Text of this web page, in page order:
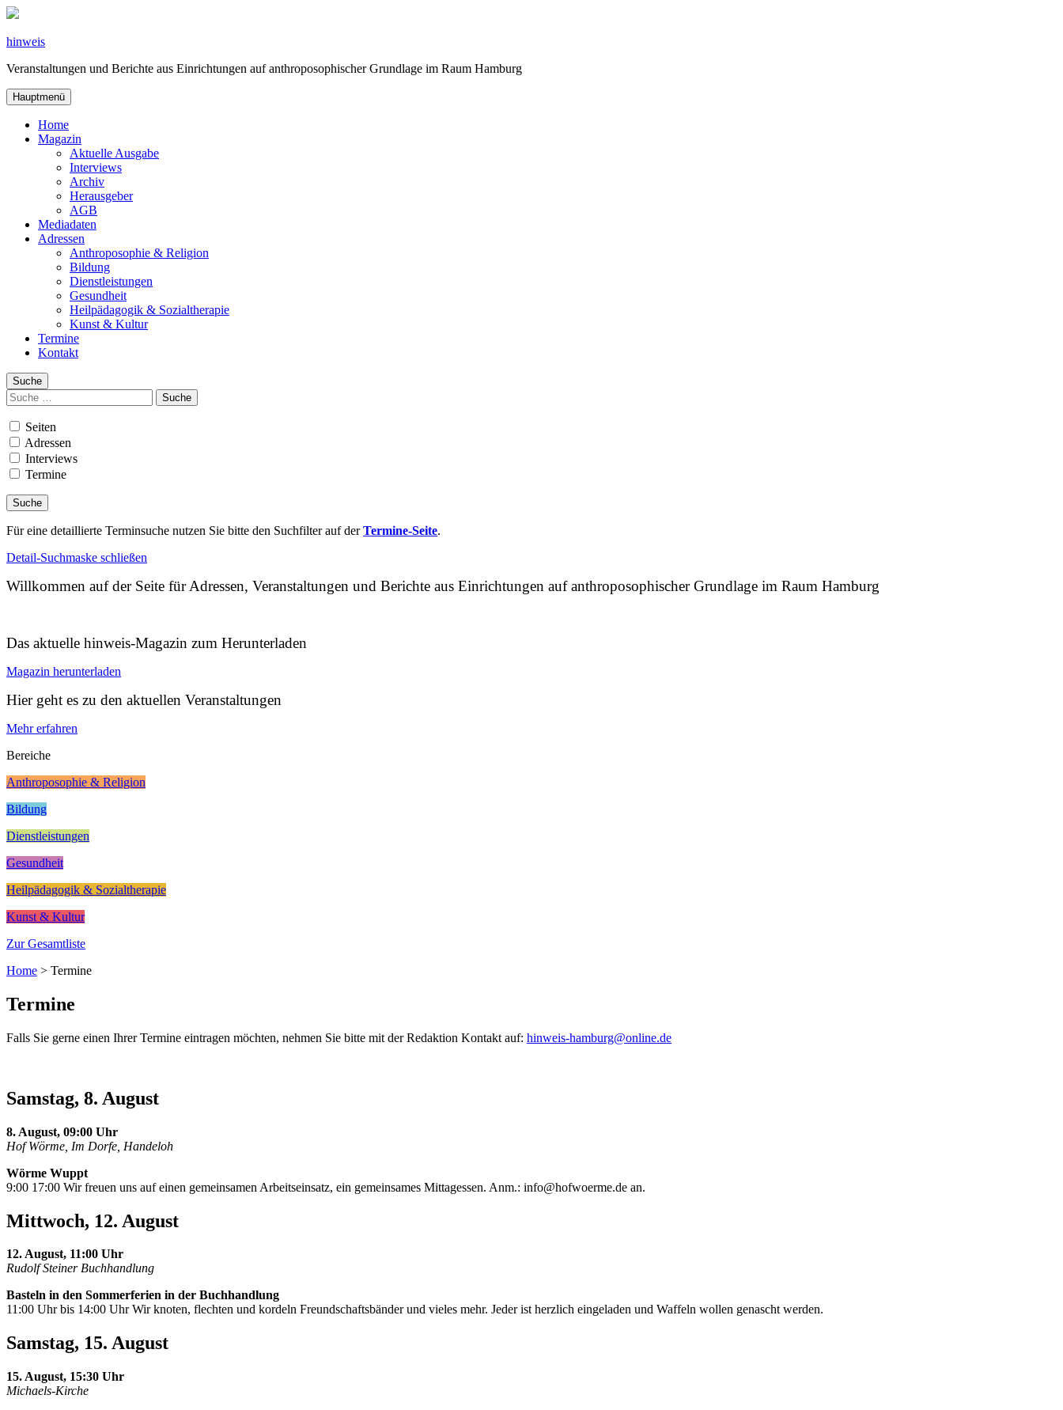
Zum
springen
hinweis
Veranstaltungen und Berichte aus Einrichtungen auf anthroposophischer Grundlage im Raum Hamburg
Hauptmenü
Home
Magazin
Aktuelle Ausgabe
Interviews
Archiv
Herausgeber
AGB
Mediadaten
Adressen
Anthroposophie & Religion
Bildung
Dienstleistungen
Gesundheit
Heilpädagogik & Sozialtherapie
Kunst & Kultur
Termine
Kontakt
Suche
Suchen
nach:
Seiten
Adressen
Interviews
Termine
Für eine detaillierte Terminsuche nutzen Sie bitte den Suchfilter auf derTermine-Seite.
Detail-Suchmaske schließen
Willkommen auf der Seite für Adressen, Veranstaltungen und Berichte aus Einrichtungen auf anthroposophischer Grundlage im Raum Hamburg
Das aktuelle hinweis-Magazin zum Herunterladen
Magazin herunterladen
Hier geht es zu den aktuellen Veranstaltungen
Mehr erfahren
Bereiche
Anthroposophie & Religion
Bildung
Dienstleistungen
Gesundheit
Heilpädagogik & Sozialtherapie
Kunst & Kultur
Zur Gesamtliste
Home > Termine
Termine
Falls Sie gerne einen Ihrer Termine eintragen möchten, nehmen Sie bitte mit der Redaktion Kontakt auf: hinweis-hamburg@online.de
Samstag, 8. August
8. August, 09:00 Uhr
Hof Wörme, Im Dorfe, Handeloh
Wörme Wuppt
9:00 17:00 Wir freuen uns auf einen gemeinsamen Arbeitseinsatz, ein gemeinsames Mittagessen. Anm.: info@hofwoerme.de an.
Mittwoch, 12. August
12. August, 11:00 Uhr
Rudolf Steiner Buchhandlung
Basteln in den Sommerferien in der Buchhandlung
11:00 Uhr bis 14:00 Uhr Wir knoten, flechten und kordeln Freundschaftsbänder und vieles mehr. Jeder ist herzlich eingeladen und Waffeln wollen genascht werden.
Samstag, 15. August
15. August, 15:30 Uhr
Michaels-Kirche